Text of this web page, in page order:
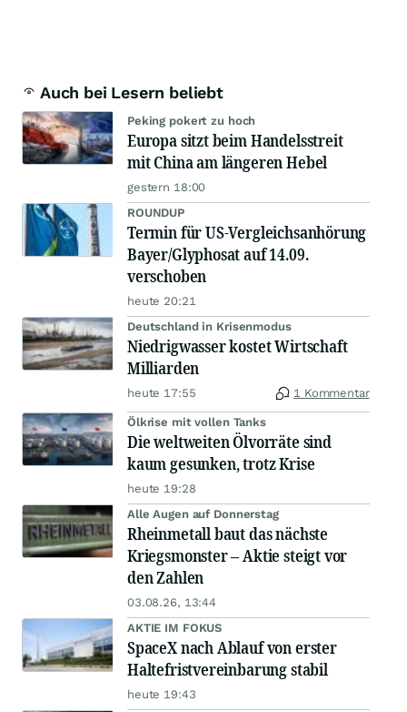
Auch bei Lesern beliebt
Peking pokert zu hoch
Europa sitzt beim Handelsstreit
mit China am längeren Hebel
gestern 18:00
ROUNDUP
Termin für US-Vergleichsanhörung
Bayer/Glyphosat auf 14.09.
verschoben
heute 20:21
Deutschland in Krisenmodus
Niedrigwasser kostet Wirtschaft
Milliarden
heute 17:55 1 Kommentar
Ölkrise mit vollen Tanks
Die weltweiten Ölvorräte sind
kaum gesunken, trotz Krise
heute 19:28
Alle Augen auf Donnerstag
Rheinmetall baut das nächste
Kriegsmonster – Aktie steigt vor
den Zahlen
03.08.26, 13:44
AKTIE IM FOKUS
SpaceX nach Ablauf von erster
Haltefristvereinbarung stabil
heute 19:43